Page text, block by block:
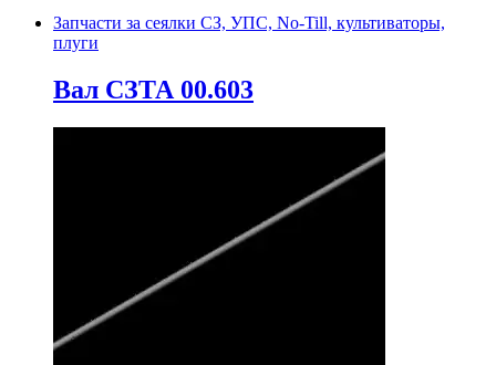
Запчасти за сеялки СЗ, УПС, No-Till, культиваторы,
плуги
Вал СЗТА 00.603